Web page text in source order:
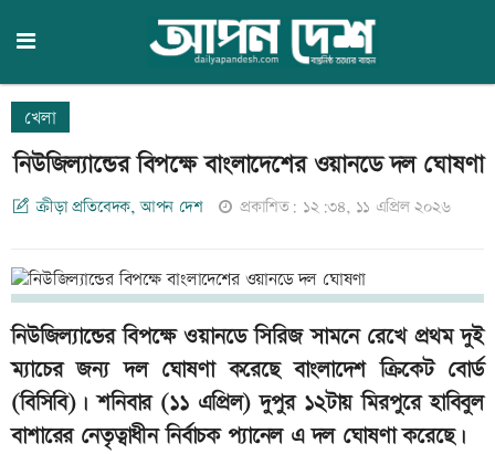
খেলা
নিউজিল্যান্ডের বিপক্ষে বাংলাদেশের ওয়ানডে দল ঘোষণা
ক্রীড়া প্রতিবেদক, আপন দেশ প্রকাশিত: ১২:৩৪, ১১ এপ্রিল ২০২৬
নিউজিল্যান্ডের বিপক্ষে ওয়ানডে সিরিজ সামনে রেখে প্রথম দুই
ম্যাচের জন্য দল ঘোষণা করেছে বাংলাদেশ ক্রিকেট বোর্ড
(বিসিবি)। শনিবার (১১ এপ্রিল) দুপুর ১২টায় মিরপুরে হাবিবুল
বাশারের নেতৃত্বাধীন নির্বাচক প্যানেল এ দল ঘোষণা করেছে।